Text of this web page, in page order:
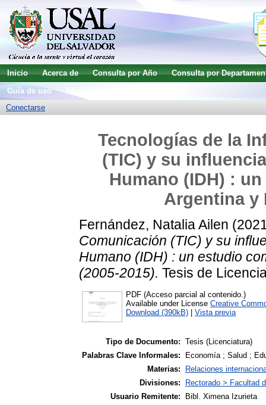
Inicio Acerca de Consulta por Año
Consulta por
Guía de uso
Conectarse
Tecnologías de la
(TIC) y su
Humano (IDH) :
Argentina y
Fernández, Natalia Ailen
Comunicación (TIC) y su
Humano (IDH) : un estudio
(2005-2015). Tesis de
PDF (Acceso parcial al contenido.)
Available under License Creative
Download (390kB)
Vista previa
Tipo de Documento: Tesis (Licenciatura)
Palabras Clave Informales:
Economía ; Salud ;
Materias:
Relaciones
Divisiones:
Rectorado > Facultad
Usuario Remitente:
Bibl. Ximena Izurieta